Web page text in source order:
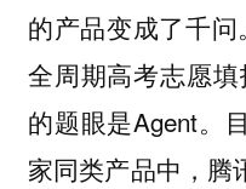
的产品变成了千
全周期高考志愿
的题眼是Agent。
家同类产品中，腾